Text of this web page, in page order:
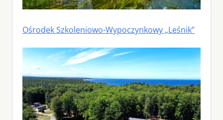
Ośrodek Szkoleniowo-Wypoczynkowy „Leśnik”